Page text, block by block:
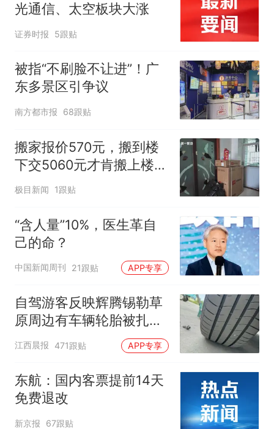
光通信、太空板块大涨
证券时报 5跟贴
被指“不刷脸不让进”！广
东多景区引争议
南方都市报 68跟贴
搬家报价570元，搬到楼
下交5060元才肯搬上楼！
女子傻眼了
极目新闻 1跟贴
“含人量”10%，医生革自
己的命？
中国新闻周刊 21跟贴 APP专享
自驾游客反映辉腾锡勒草
原周边有车辆轮胎被扎，
修理店铺换胎价格高达千
元，官方发布情况通报
江西晨报 471跟贴 APP专享
东航：国内客票提前14天
免费退改
新京报 67跟贴